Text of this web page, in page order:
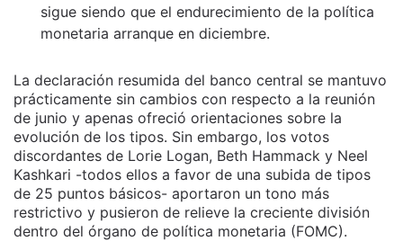
sigue siendo que el endurecimiento de la política
monetaria arranque en diciembre.
La declaración resumida del banco central se mantuvo
prácticamente sin cambios con respecto a la reunión
de junio y apenas ofreció orientaciones sobre la
evolución de los tipos. Sin embargo, los votos
discordantes de Lorie Logan, Beth Hammack y Neel
Kashkari -todos ellos a favor de una subida de tipos
de 25 puntos básicos- aportaron un tono más
restrictivo y pusieron de relieve la creciente división
dentro del órgano de política monetaria (FOMC).